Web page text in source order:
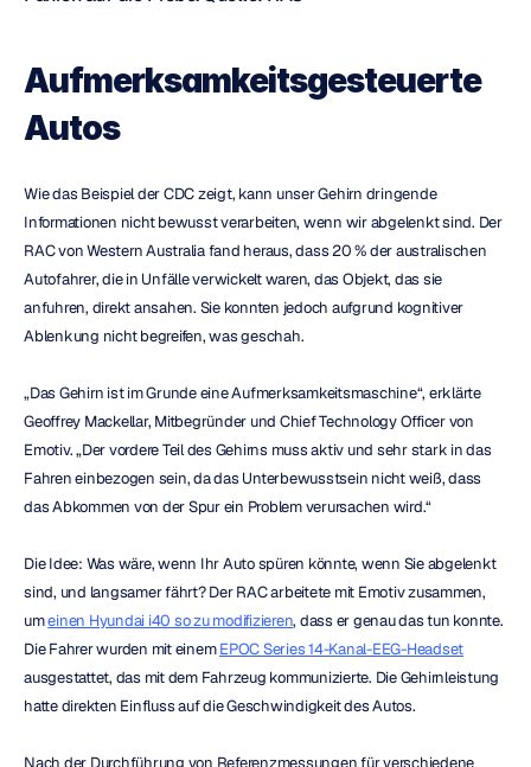
Aufmerksamkeitsgesteuerte
Autos
Wie das Beispiel der CDC zeigt, kann unser Gehirn dringende
Informationen nicht bewusst verarbeiten, wenn wir abgelenkt sind. Der
RAC von Western Australia fand heraus, dass 20 % der australischen
Autofahrer, die in Unfälle verwickelt waren, das Objekt, das sie
anfuhren, direkt ansahen. Sie konnten jedoch aufgrund kognitiver
Ablenkung nicht begreifen, was geschah.
„Das Gehirn ist im Grunde eine Aufmerksamkeitsmaschine“, erklärte
Geoffrey Mackellar, Mitbegründer und Chief Technology Officer von
Emotiv. „Der vordere Teil des Gehirns muss aktiv und sehr stark in das
Fahren einbezogen sein, da das Unterbewusstsein nicht weiß, dass
das Abkommen von der Spur ein Problem verursachen wird.“
Die Idee: Was wäre, wenn Ihr Auto spüren könnte, wenn Sie abgelenkt
sind, und langsamer fährt? Der RAC arbeitete mit Emotiv zusammen,
um einen Hyundai i40 so zu modifizieren, dass er genau das tun konnte.
Die Fahrer wurden mit einem EPOC Series 14-Kanal-EEG-Headset
ausgestattet, das mit dem Fahrzeug kommunizierte. Die Gehirnleistung
hatte direkten Einfluss auf die Geschwindigkeit des Autos.
Nach der Durchführung von Referenzmessungen für verschiedene